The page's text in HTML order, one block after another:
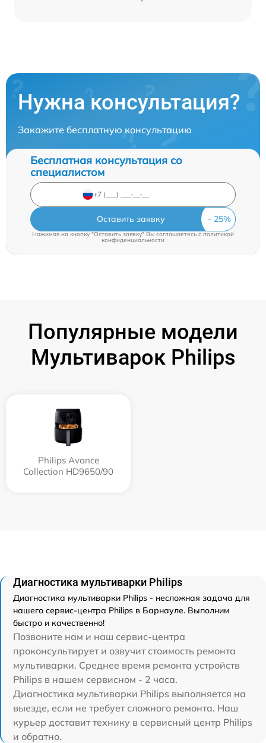
Нужна консультация?
Закажите бесплатную консультацию
Бесплатная консультация со
специалистом
Оставить заявку
Нажимая на кнопку "Оставить заявку" Вы соглашаетесь cполитикой
конфиденциальности
Популярные модели
Мультиварок Philips
Philips Avance
Collection HD9650/90
Диагностика мультиварки Philips
Диагностика мультиварки Philips - несложная задача для
нашего сервис-центра Philips в Барнауле. Выполним
быстро и качественно!
Позвоните нам и наш сервис-центра
проконсультирует и озвучит стоимость ремонта
мультиварки. Среднее время ремонта устройств
Philips в нашем сервисном - 2 часа.
Диагностика мультиварки Philips выполняется на
выезде, если не требует сложного ремонта. Наш
курьер доставит технику в сервисный центр Philips
и обратно.